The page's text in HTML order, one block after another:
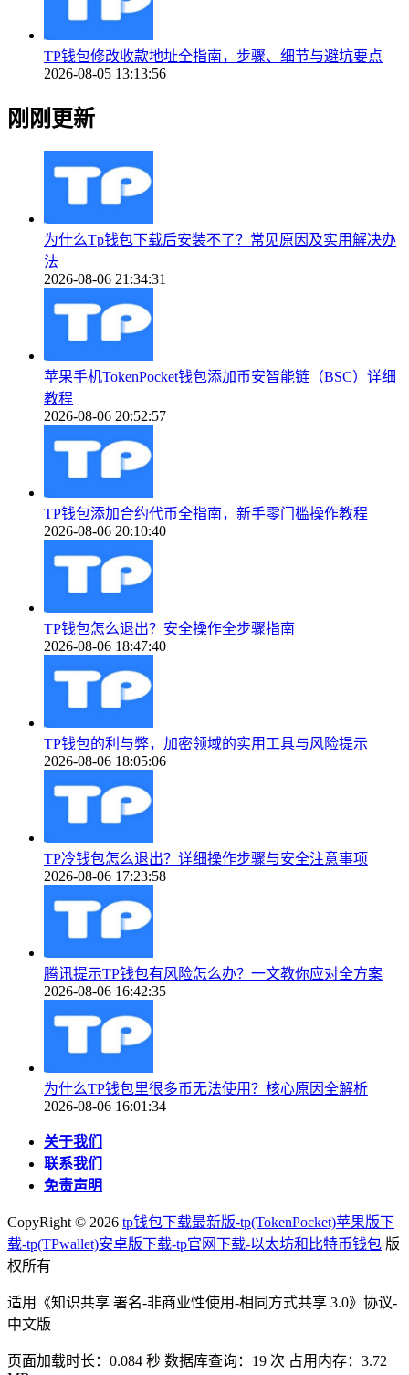
TP钱包修改收款地址全指南，步骤、细节与避坑要点
2026-08-05 13:13:56
刚刚更新
为什么Tp钱包下载后安装不了？常见原因及实用解决办
法
2026-08-06 21:34:31
苹果手机TokenPocket钱包添加币安智能链（BSC）详细
教程
2026-08-06 20:52:57
TP钱包添加合约代币全指南，新手零门槛操作教程
2026-08-06 20:10:40
TP钱包怎么退出？安全操作全步骤指南
2026-08-06 18:47:40
TP钱包的利与弊，加密领域的实用工具与风险提示
2026-08-06 18:05:06
TP冷钱包怎么退出？详细操作步骤与安全注意事项
2026-08-06 17:23:58
腾讯提示TP钱包有风险怎么办？一文教你应对全方案
2026-08-06 16:42:35
为什么TP钱包里很多币无法使用？核心原因全解析
2026-08-06 16:01:34
关于我们
联系我们
免责声明
CopyRight © 2026 tp钱包下载最新版-tp(TokenPocket)苹果版下
载-tp(TPwallet)安卓版下载-tp官网下载-以太坊和比特币钱包 版
权所有
适用《知识共享 署名-非商业性使用-相同方式共享 3.0》协议-
中文版
页面加载时长：0.084 秒 数据库查询：19 次 占用内存：3.72